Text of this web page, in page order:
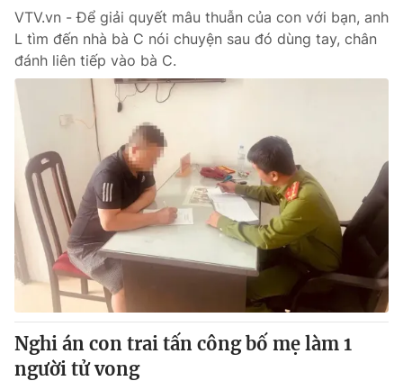
Hậu trường
Nhân vật
Khán giả
Giải sao mai
Điện ảnh
Âm nhạc
Sao
Đời sống
Du lịch
Làm đẹp
Chất lượng cuộc sống
Giáo dục
Tuyển sinh
Học trực tuyến
Công nghệ
Hitech Công nghệ tương lai
Sản phẩm
Thị trường
Tư vấn
Giao lưu trực tuyến
Lịch phát sóng
Chuyên mục khác
Emagazine Podcast
VTV.vn - Để giải quyết mâu thuẫn của con với bạn, anh
L tìm đến nhà bà C nói chuyện sau đó dùng tay, chân
đánh liên tiếp vào bà C.
Nghi án con trai tấn công bố mẹ làm 1
người tử vong